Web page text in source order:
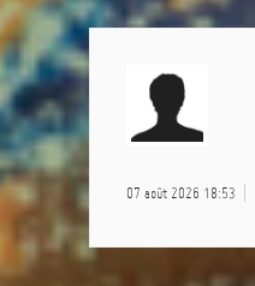
07 août 2026 18:53